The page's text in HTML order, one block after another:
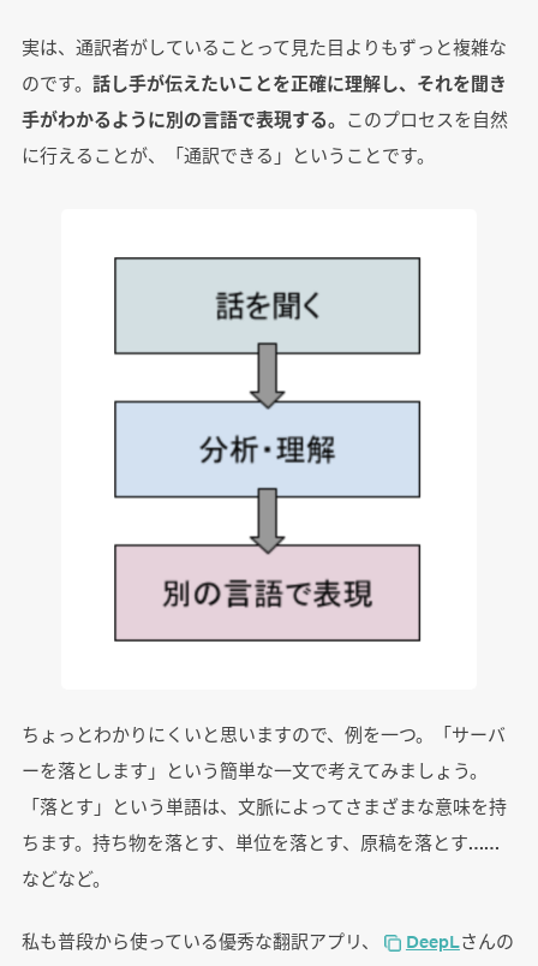
実は、通訳者がしていることって見た目よりもずっと複雑な
のです。 話し手が伝えたいことを正確に理解し、それを聞き
手がわかるように別の言語で表現する。 このプロセスを自然
に行えることが、「通訳できる」ということです。
ちょっとわかりにくいと思いますので、例を一つ。「サーバ
ーを落とします」という簡単な一文で考えてみましょう。
「落とす」という単語は、文脈によってさまざまな意味を持
ちます。持ち物を落とす、単位を落とす、原稿を落とす……
などなど。
私も普段から使っている優秀な翻訳アプリ、 DeepLさんの